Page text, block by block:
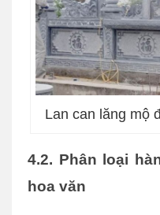
Lan can lăng mộ
4.2. Phân loại
hoa văn